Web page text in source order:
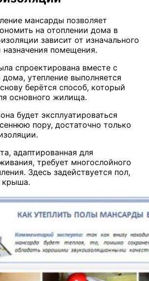
мансарды позволяет
на отоплении дома в
зависит от изначального
назначения помещения.
спроектирована вместе с
утепление выполняется
берётся способ, который
основного жилища.
будет эксплуатироваться
пору, достаточно только
адаптированная для
требует многослойного
Здесь задействуется пол,
крыша.